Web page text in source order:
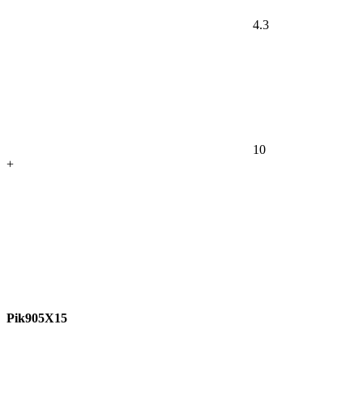
4.3
10
+
Pik905X15